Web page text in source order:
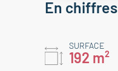
En chiffres
SURFACE
192 m²